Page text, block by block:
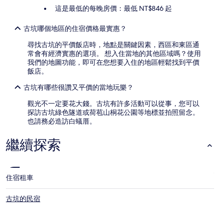
能
受
條
款
限
這是最低的每晚房價：最低 NT$846 起
古坑哪個地區的住宿價格最實惠？
尋找古坑的平價飯店時，地點是關鍵因素，西區和東區通
常會有經濟實惠的選項。 想入住當地的其他區域嗎？使用
我們的地圖功能，即可在您想要入住的地區輕鬆找到平價
飯店。
古坑有哪些很讚又平價的當地玩樂？
觀光不一定要花大錢。古坑有許多活動可以從事，您可以
探訪古坑綠色隧道或荷苞山桐花公園等地標並拍照留念。
也請務必造訪白蟻厝。
繼續探索
住宿租車
古坑的民宿